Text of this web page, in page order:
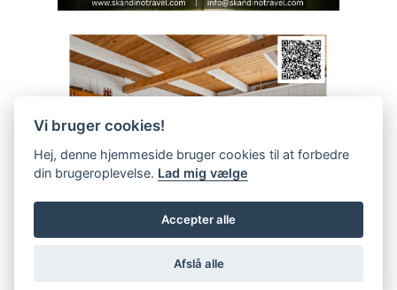
Vi bruger cookies!
Hej, denne hjemmeside bruger cookies til at forbedre
din brugeroplevelse. Lad mig vælge
Accepter alle
Afslå alle